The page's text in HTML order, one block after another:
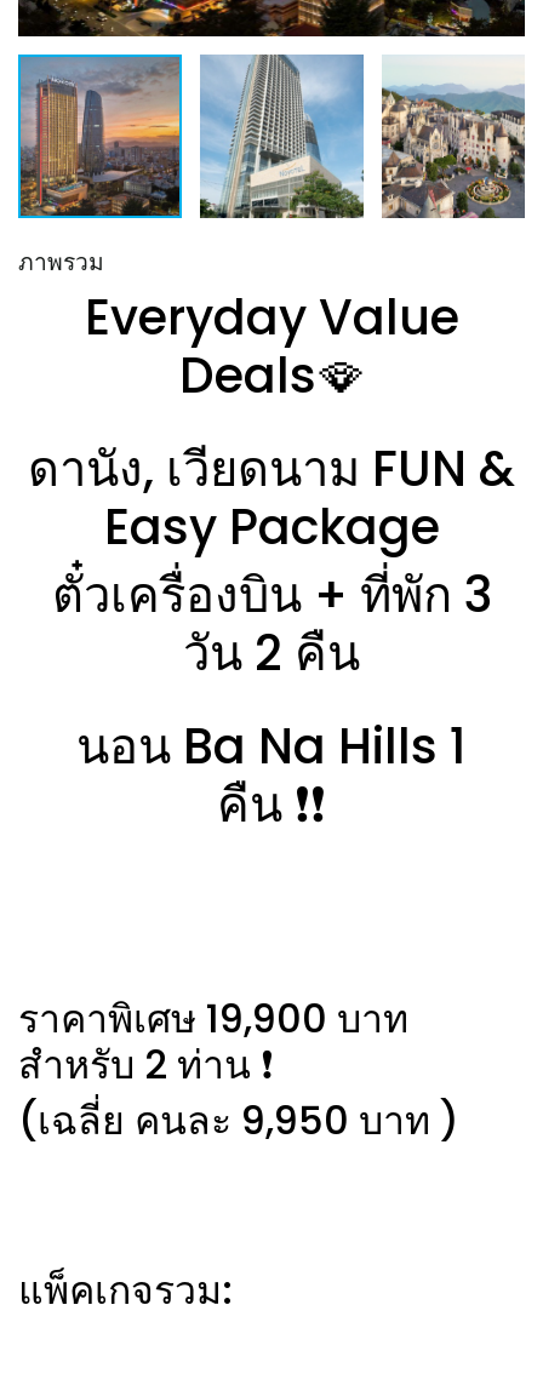
ภาพรวม
Everyday Value
Deals🪭
ดานัง, เวียดนาม FUN &
Easy Package
ตั๋วเครื่องบิน + ที่พัก 3
วัน 2 คืน
นอน Ba Na Hills 1
คืน ❗️❗️
ราคาพิเศษ 19,900 บาท
สำหรับ 2 ท่าน ❗️
(เฉลี่ย คนละ 9,950 บาท )
แพ็คเกจรวม: